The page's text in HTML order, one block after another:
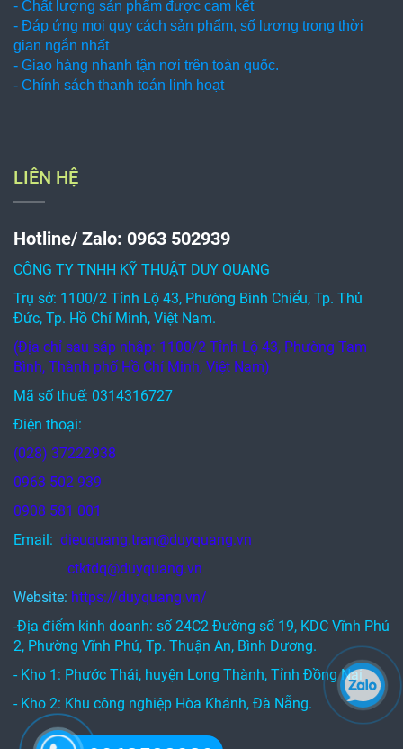
- Chất lượng sản phẩm được cam kết
- Đáp ứng mọi quy cách sản phẩm, số lượng trong thời
gian ngắn nhất
- Giao hàng nhanh tận nơi trên toàn quốc.
- Chính sách thanh toán linh hoạt
LIÊN HỆ
Hotline/ Zalo: 0963 502939
CÔNG TY TNHH KỸ THUẬT DUY QUANG
Trụ sở: 1100/2 Tỉnh Lộ 43, Phường Bình Chiểu, Tp. Thủ
Đức, Tp. Hồ Chí Minh, Việt Nam.
(Địa chỉ sau sáp nhập: 1100/2 Tỉnh Lộ 43, Phường Tam
Bình, Thành phố Hồ Chí Minh, Việt Nam)
Mã số thuế: 0314316727
Điện thoại:
(028) 37222938
0963 502 939
0908 581 001
Email: dieuquang.tran@duyquang.vn
ctktdq@duyquang.vn
Website: https://duyquang.vn/
-Địa điểm kinh doanh: số 24C2 Đường số 19, KDC Vĩnh Phú
2, Phường Vĩnh Phú, Tp. Thuận An, Bình Dương.
- Kho 1: Phước Thái, huyện Long Thành, Tỉnh Đồng Nai
- Kho 2: Khu công nghiệp Hòa Khánh, Đà Nẵng.